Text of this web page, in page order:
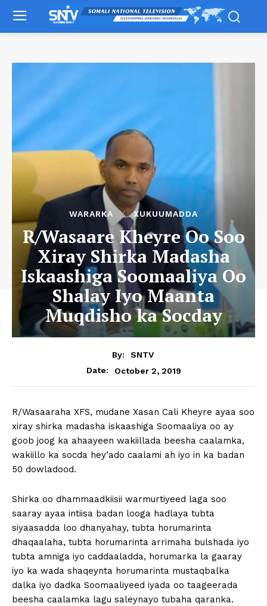
WARARKA XUKUUMADDA
R/Wasaare Kheyre Oo Soo
Xiray Shirka Madasha
Iskaashiga Soomaaliya Oo
Shalay Iyo Maanta
Muqdisho ka Socday
By:
SNTV
Date:
October 2, 2019
R/Wasaaraha XFS, mudane Xasan Cali Kheyre ayaa soo
xiray shirka madasha iskaashiga Soomaaliya oo ay
goob joog ka ahaayeen wakiillada beesha caalamka,
wakiillo ka socda hey’ado caalami ah iyo in ka badan
50 dowladood.
Shirka oo dhammaadkiisii warmurtiyeed laga soo
saaray ayaa intiisa badan looga hadlaya tubta
siyaasadda loo dhanyahay, tubta horumarinta
dhaqaalaha, tubta horumarinta arrimaha bulshada iyo
tubta amniga iyo caddaaladda, horumarka la gaaray
iyo ka wada shaqeynta horumarinta mustaqbalka
dalka iyo dadka Soomaaliyeed iyada oo taageerada
beesha caalamka lagu saleynayo tubaha qaranka.